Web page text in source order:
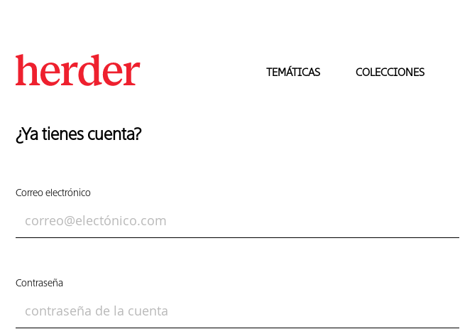
TEMÁTICAS COLECCIONES
¿Ya tienes cuenta?
Correo electrónico
Contraseña